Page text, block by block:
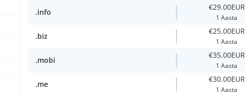
.info
€29.00EUR
1 Aasta
.biz
€25.00EUR
1 Aasta
.mobi
€35.00EUR
1 Aasta
.me
€30.00EUR
1 Aasta